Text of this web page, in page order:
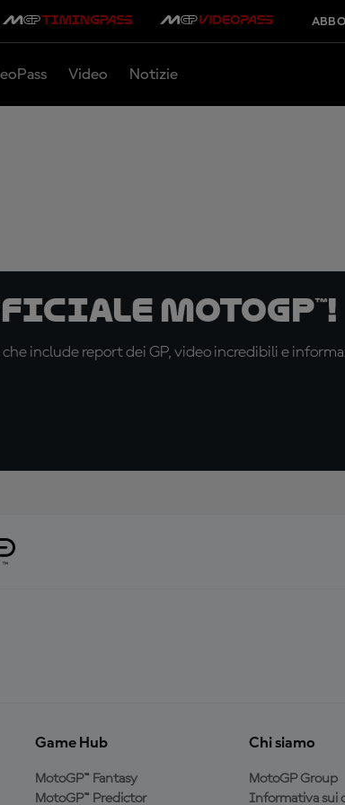
Video Notizie
MotoGP™!
include report dei GP, video incredibili e
Game Hub
MotoGP™ Fantasy
MotoGP™ Predictor
Chi siamo
MotoGP Group
Informativa sui